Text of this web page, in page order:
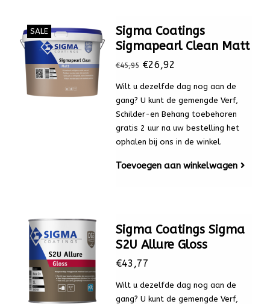
SALE
Sigma Coatings
Sigmapearl Clean Matt
€45,95€26,92
Wilt u dezelfde dag nog aan de
gang? U kunt de gemengde Verf,
Schilder-en Behang toebehoren
gratis 2 uur na uw bestelling het
ophalen bij ons in de winkel.
Toevoegen aan winkelwagen
Sigma Coatings Sigma
S2U Allure Gloss
€43,77
Wilt u dezelfde dag nog aan de
gang? U kunt de gemengde Verf,